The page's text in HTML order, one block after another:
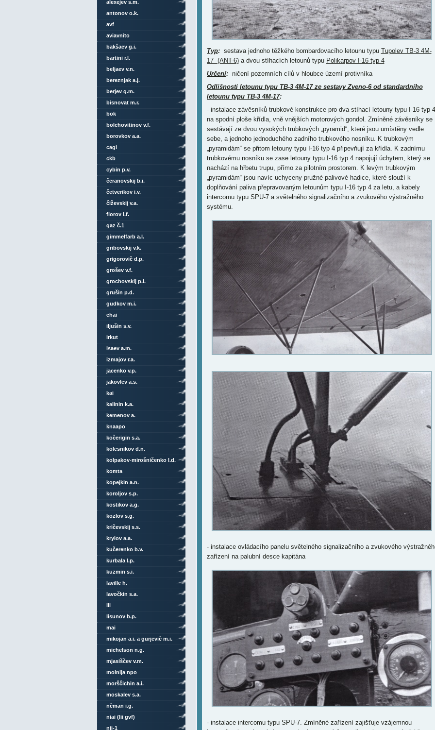
Typ:sestava jednoho těžkého bombardovacího letounu typu Tupolev TB-3 4M-
17 (ANT-6)a dvou stíhacích letounů typu Polikarpov I-16 typ 4
Určení:ničení pozemních cílů v hloubce území protivníka
Odlišnosti letounu typu TB-3 4M-17 ze sestavy Zveno-6 od standardního
letounu typu TB-3 4M-17:
- instalace závěsníků trubkové konstrukce pro dva stíhací letouny typu I-16 typ 4
na spodní ploše křídla, vně vnějších motorových gondol. Zmíněné závěsníky se
sestávají ze dvou vysokých trubkových „pyramid“, které jsou umístěny vedle
sebe, a jednoho jednoduchého zadního trubkového nosníku. K trubkovým
„pyramidám“ se přitom letouny typu I-16 typ 4 připevňují za křídla. K zadnímu
trubkovému nosníku se zase letouny typu I-16 typ 4 napojují úchytem, který se
nachází na hřbetu trupu, přímo za pilotním prostorem. K levým trubkovým
„pyramidám“ jsou navíc uchyceny pružné palivové hadice, které slouží k
doplňování paliva přepravovaným letounům typu I-16 typ 4 za letu, a kabely
intercomu typu SPU-7 a světelného signalizačního a zvukového výstražného
systému.
- instalace ovládacího panelu světelného signalizačního a zvukového
zařízení na palubní desce kapitána
- instalace intercomu typu SPU-7. Zmíněné zařízení zajišťuje vzájemnou
alexejev s.m.
antonov o.k.
avf
aviavnito
bakšaev g.i.
bartini r.l.
beljaev v.n.
bereznjak a.j.
berjev g.m.
bisnovat m.r.
bok
bolchovitinov v.f.
borovkov a.a.
cagi
ckb
cybin p.v.
čeranovskij b.i.
četverikov i.v.
čiževskij v.a.
florov i.f.
gaz č.1
gimmelfarb a.l.
gribovskij v.k.
grigorovič d.p.
grošev v.f.
grochovskij p.i.
grušin p.d.
gudkov m.i.
chai
iljušin s.v.
irkut
isaev a.m.
izmajov r.a.
jacenko v.p.
jakovlev a.s.
kai
kalinin k.a.
kemenov a.
knaapo
kočerigin s.a.
kolesnikov d.n.
kolpakov-mirošničenko l.d.
komta
kopejkin a.n.
koroljov s.p.
kostikov a.g.
kozlov s.g.
kričevskij s.s.
krylov a.a.
kučerenko b.v.
kurbala l.p.
kuzmin s.i.
laville h.
lavočkin s.a.
lii
lisunov b.p.
mai
mikojan a.i. a gurjevič m.i.
michelson n.g.
mjasiščev v.m.
molnija npo
morščichin a.i.
moskalev s.a.
něman i.g.
niai (lii gvf)
nii-1